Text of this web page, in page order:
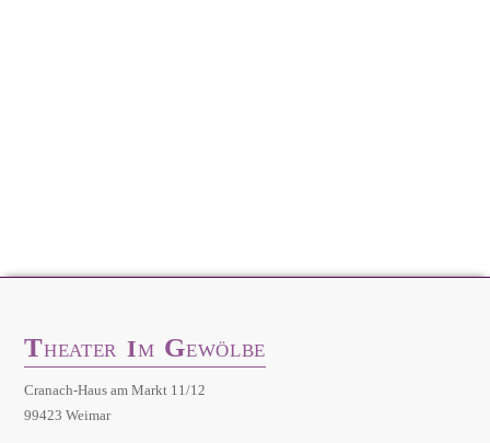
THEATER IM GEWÖLBE
Cranach-Haus am Markt 11/12
99423 Weimar